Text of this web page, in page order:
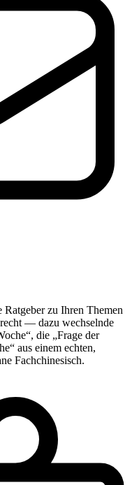
Ratgeber zu Ihren Themen
— dazu wechselnde
die „Frage der
aus einem echten,
Fachchinesisch.